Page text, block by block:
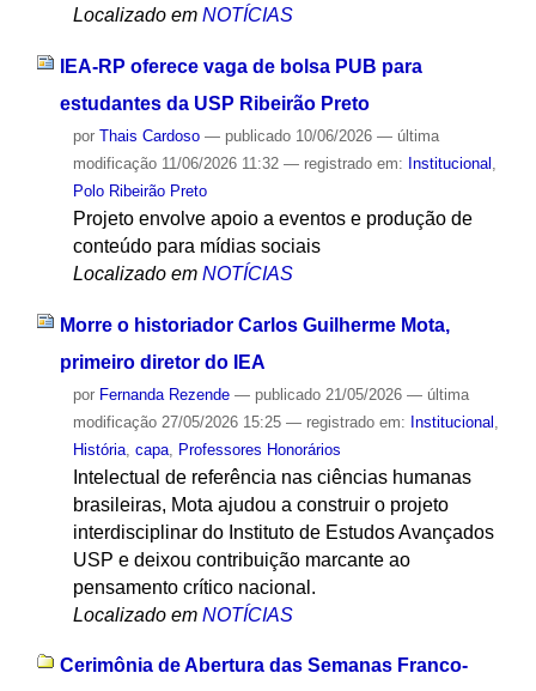
Localizado em NOTÍCIAS
IEA-RP oferece vaga de bolsa PUB para
estudantes da USP Ribeirão Preto
por Thais Cardoso — publicado10/06/2026 — última
modificação11/06/2026 11:32 — registrado em: Institucional ,
Polo Ribeirão Preto
Projeto envolve apoio a eventos e produção de
conteúdo para mídias sociais
Localizado em NOTÍCIAS
Morre o historiador Carlos Guilherme Mota,
primeiro diretor do IEA
por Fernanda Rezende — publicado21/05/2026 — última
modificação27/05/2026 15:25 — registrado em: Institucional
História, capa, Professores Honorários
Intelectual de referência nas ciências humanas
brasileiras, Mota ajudou a construir o projeto
interdisciplinar do Instituto de Estudos Avançados
USP e deixou contribuição marcante ao
pensamento crítico nacional.
Localizado em NOTÍCIAS
Cerimônia de Abertura das Semanas Franco-